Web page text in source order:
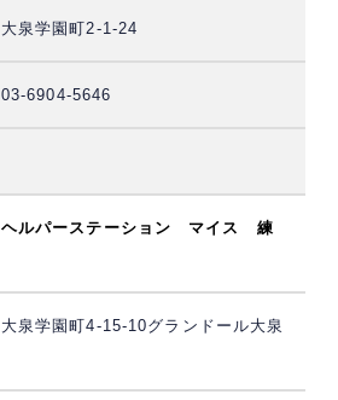
大泉学園町2-1-24
03-6904-5646
ヘルパーステーション マイス 練
大泉学園町4-15-10グランドール大泉